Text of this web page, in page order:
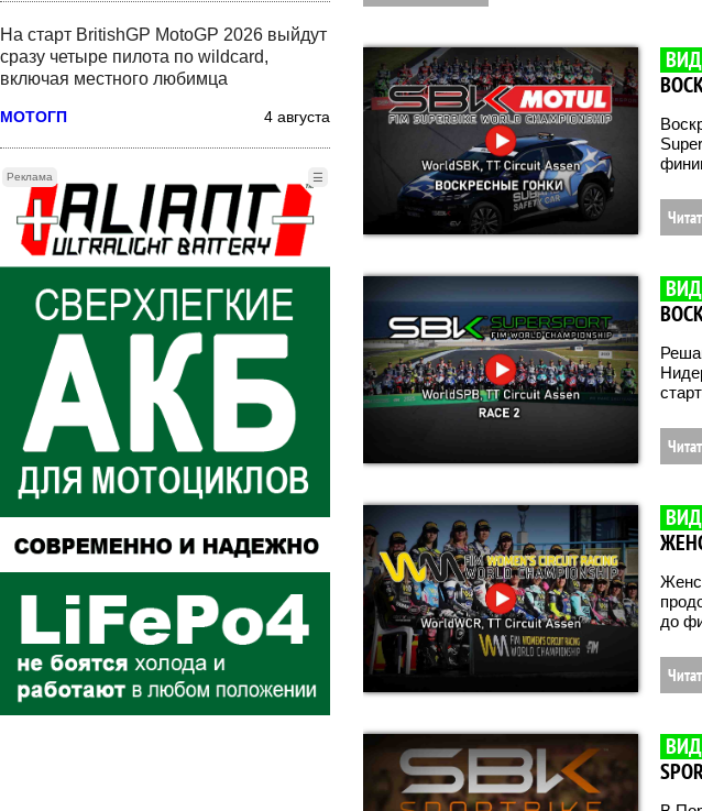
На старт BritishGP MotoGP 2026 выйдут
сразу четыре пилота по wildcard,
включая местного любимца
МОТОГП 4 августа
Реклама ☰
до